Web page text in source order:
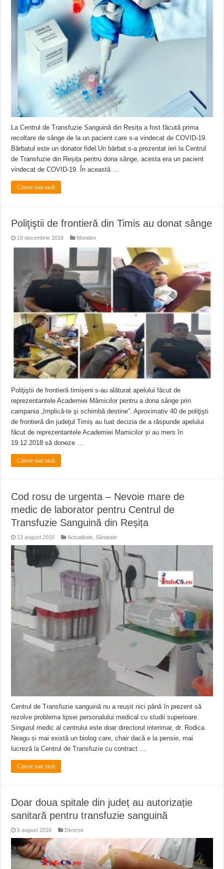
ANUNȚ OPRIRE APĂ în Reșița – avarie – 04.08.2026 – str. Văliugului și
ANUNŢ OPRIRE APĂ în CARANSEBEȘ – 04.08.2026 – avarie – Calea
La Centrul de Transfuzie Sanguină din Reșița a fost făcută prima
recoltare de sânge de la un pacient care s-a vindecat de COVID-19.
Bărbatul este un donator fidel.Un bărbat s-a prezentat ieri la Centrul
de Transfuzie din Reșița pentru dona sânge, acesta era un pacient
vindecat de COVID-19. În această …
Citeste mai mult
Poliţiştii de frontieră din Timis au donat sânge
19 decembrie 2018 Monden
Poliţiştii de frontieră timișeni s-au alăturat apelului făcut de
reprezentantele Academiei Mămicilor pentru a dona sânge prin
campania „Implică-te şi schimbă destine”. Aproximativ 40 de poliţişti
de frontieră din judeţul Timiș au luat decizia de a răspunde apelului
făcut de reprezentantele Academiei Mamicilor și au mers în
19.12.2018 să doneze …
Citeste mai mult
Cod rosu de urgenta – Nevoie mare de
medic de laborator pentru Centrul de
Transfuzie Sanguină din Reșița
13 august 2016 Actualitate ,Sănatate
Centrul de Transfuzie sanguină nu a reușit nici până în prezent să
rezolve problema lipsei personalului medical cu studii superioare.
Singurul medic al centrului este doar directorul interimar, dr. Rodica
Neagu și mai există un biolog care, chair dacă e la pensie, mai
lucreză la Centrul de Transfuzie cu contract …
Citeste mai mult
Doar doua spitale din județ au autorizație
sanitară pentru transfuzie sanguină
5 august 2016 Diverse